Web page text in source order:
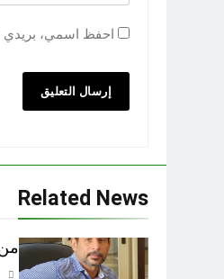
احفظ اسمي، بريدي
Related News
من